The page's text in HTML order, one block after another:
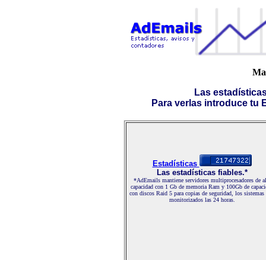
Las
Para verlas introduce tu
Estadísticas
Las estadísticas fiables.*
*AdEmails mantiene servidores multiprocesadores de
capacidad con 1 Gb de memoria Ram y 100Gb de
con discos Raid 5 para copias de seguridad, los sistemas
monitorizados las 24 horas.